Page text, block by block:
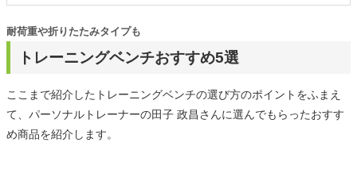
トレーニングベンチおすすめ5選
耐荷重や折りたたみタイプも
ここまで紹介したトレーニングベンチの選び方のポイントをふまえ
て、パーソナルトレーナーの田子 政昌さんに選んでもらったおすす
め商品を紹介します。